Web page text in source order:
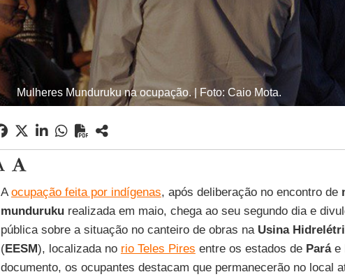
Mulheres Munduruku na ocupação. | Foto: Caio Mota.
Aocupação feita por indígenas, após deliberação no encontro de
mundurukurealizada em maio, chega ao seu segundo dia e
pública sobre a situação no canteiro de obras na Usina
(EESM), localizada no rio Teles Pires entre os estados de Paráe
documento, os ocupantes destacam que permanecerão no local